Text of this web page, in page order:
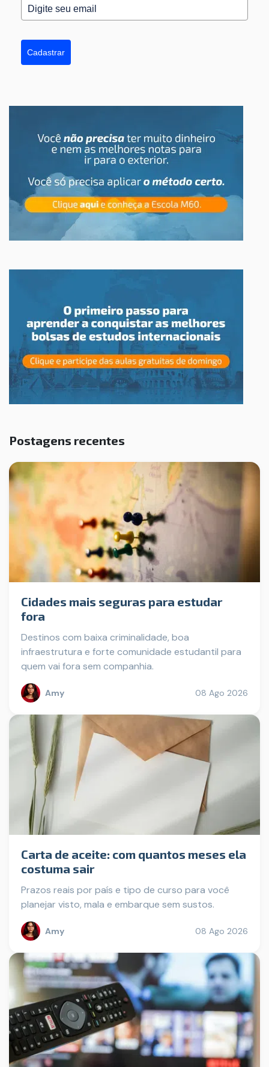
Cadastrar
Postagens recentes
Cidades mais seguras para estudar
fora
Destinos com baixa criminalidade, boa
infraestrutura e forte comunidade estudantil para
quem vai fora sem companhia.
Amy 08 Ago 2026
Carta de aceite: com quantos meses ela
costuma sair
Prazos reais por país e tipo de curso para você
planejar visto, mala e embarque sem sustos.
Amy 08 Ago 2026